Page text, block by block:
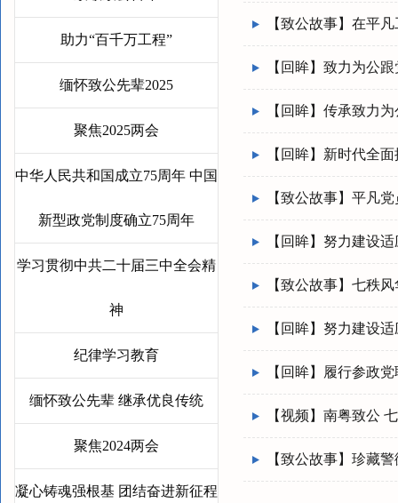
助力“百千万工程”
缅怀致公先辈2025
聚焦2025两会
中华人民共和国成立75周年 中国
新型政党制度确立75周年
学习贯彻中共二十届三中全会精
神
纪律学习教育
缅怀致公先辈 继承优良传统
聚焦2024两会
凝心铸魂强根基 团结奋进新征程
【致公故事】在平
【回眸】致力为公
【回眸】传承致力
【回眸】新时代全
【致公故事】平凡
【回眸】努力建设
【致公故事】七秩
【回眸】努力建设
【回眸】履行参政
【视频】南粤致公
【致公故事】珍藏